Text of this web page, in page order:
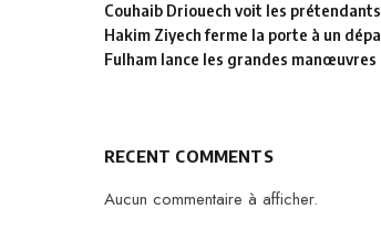
Couhaib Driouech voit les
Hakim Ziyech ferme la porte à un
Fulham lance les grandes
RECENT COMMENTS
Aucun commentaire à afficher.